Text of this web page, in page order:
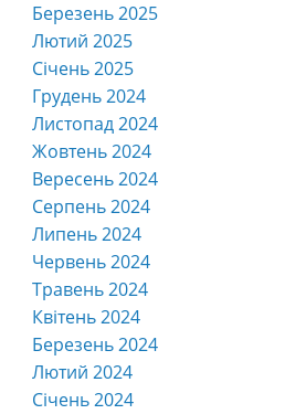
Березень 2025
Лютий 2025
Січень 2025
Грудень 2024
Листопад 2024
Жовтень 2024
Вересень 2024
Серпень 2024
Липень 2024
Червень 2024
Травень 2024
Квітень 2024
Березень 2024
Лютий 2024
Січень 2024